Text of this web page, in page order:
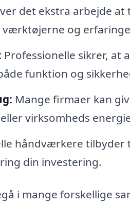
det ekstra arbejde at
og
Professionelle sikrer, at
funktion og
Mange firmaer kan
virksomheds
håndværkere tilbyder
din investering.
i mange forskellige